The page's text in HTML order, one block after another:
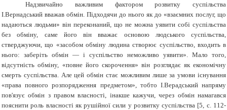
Надзвичайно важливим фактором розвитку суспільства
І.Вернадський вважав обмін. Підходячи до нього як до «взаємних послуг, що
надаються людьми» він переконаний, що не можна уявити собі суспільства
без обміну, саме його він вважає основою людського суспільства,
стверджуючи, що «засобом обміну людина створює суспільство, входить в
нього: заберіть обмін — і суспільство неможливо уявити». Мало того,
відсутність обміну, «повне його скорочення» він розглядає як економічну
смерть суспільства. Але цей обмін стає можливим лише за умови існування
«права повного розпорядження предметом», тобто І.Верадський напряму
пов'язує обмін з правом власності, інакше кажучи, через обмін намагався
пояснити роль власності як рушійної сили у розвитку суспільства [5, с. 112-